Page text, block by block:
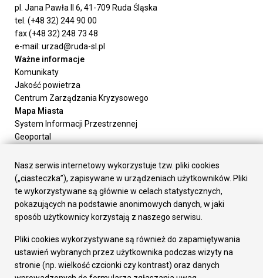
pl. Jana Pawła II 6, 41-709 Ruda Śląska
tel. (+48 32) 244 90 00
fax (+48 32) 248 73 48
e-mail: urzad@ruda-sl.pl
Ważne informacje
Komunikaty
Jakość powietrza
Centrum Zarządzania Kryzysowego
Mapa Miasta
System Informacji Przestrzennej
Geoportal
Załatw sprawę
Prezydent Miasta
Rada Miasta
Wydziały
Elektroniczna Skrzynka Podawcza
Gospodarka
Fundusze europejskie
Środki krajowe
Nasz serwis internetowy wykorzystuje tzw. pliki cookies
(„ciasteczka”), zapisywane w urządzeniach użytkowników. Pliki
te wykorzystywane są głównie w celach statystycznych,
pokazujących na podstawie anonimowych danych, w jaki
sposób użytkownicy korzystają z naszego serwisu.
Pliki cookies wykorzystywane są również do zapamiętywania
ustawień wybranych przez użytkownika podczas wizyty na
stronie (np. wielkość czcionki czy kontrast) oraz danych